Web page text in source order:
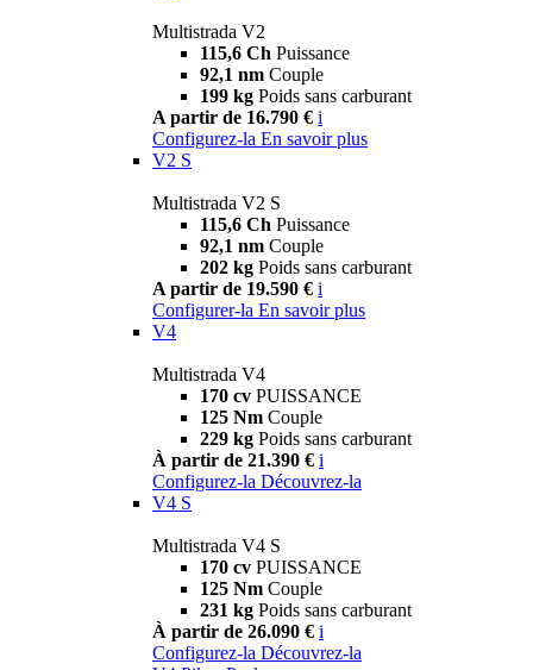
Multistrada V2
115,6 Ch Puissance
92,1 nm Couple
199 kg Poids sans carburant
A partir de 16.790 € i
Configurez-la En savoir plus
V2 S
Multistrada V2 S
115,6 Ch Puissance
92,1 nm Couple
202 kg Poids sans carburant
A partir de 19.590 € i
Configurer-la En savoir plus
V4
Multistrada V4
170 cv PUISSANCE
125 Nm Couple
229 kg Poids sans carburant
À partir de 21.390 € i
Configurez-la Découvrez-la
V4 S
Multistrada V4 S
170 cv PUISSANCE
125 Nm Couple
231 kg Poids sans carburant
À partir de 26.090 € i
Configurez-la Découvrez-la